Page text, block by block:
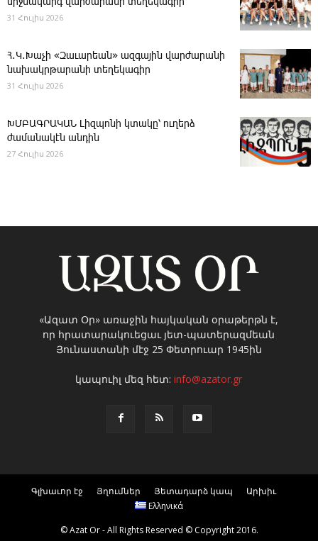
31 Հուլիս 2026
Հ․Կ․Խաչի «Զաւարեան» ազգային վարժարանի
նախակրթարանի տեղեկագիր
31 Հուլիս 2026
ԽՄԲԱԳՐԱԿԱՆ ­Լիզպոնի կտակը՝ ուղերձ
ժամանակէն անդին
27 Հուլիս 2026
«Ազատ Օր» առաջին հայկական օրաթերթն է,
որ հրատարակուեցաւ յետ-պատերազմեան
Յունաստանի մէջ 25 Փետրուար 1945ին
կապուիլ մեզ հետ:info@azator.gr
Գլխաւոր էջ Յղումներ Յետադարձ կապ
Արխիւ
Ελληνικά
© Azat Or - All Rights Reserved © Copyright 2016.